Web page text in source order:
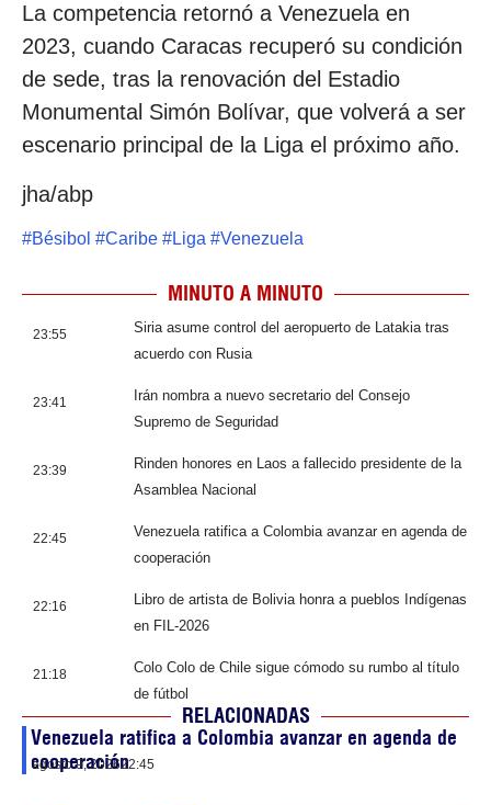
La competencia retornó a Venezuela en
2023, cuando Caracas recuperó su condición
de sede, tras la renovación del Estadio
Monumental Simón Bolívar, que volverá a ser
escenario principal de la Liga el próximo año.
jha/abp
#Bésibol #Caribe #Liga #Venezuela
MINUTO A MINUTO
23:55
Siria asume control del aeropuerto de Latakia tras
acuerdo con Rusia
23:41
Irán nombra a nuevo secretario del Consejo
Supremo de Seguridad
23:39
Rinden honores en Laos a fallecido presidente de la
Asamblea Nacional
22:45
Venezuela ratifica a Colombia avanzar en agenda de
cooperación
22:16
Libro de artista de Bolivia honra a pueblos Indígenas
en FIL-2026
21:18
Colo Colo de Chile sigue cómodo su rumbo al título
de fútbol
RELACIONADAS
Venezuela ratifica a Colombia avanzar en agenda de
cooperación
agosto 9, 202622:45